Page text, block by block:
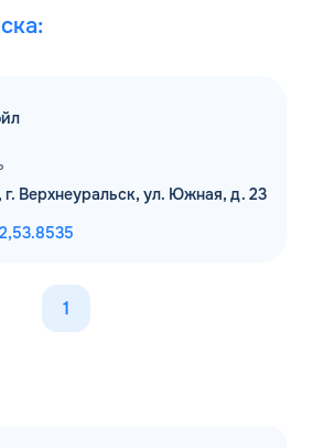
г. Верхнеуральск, ул. Южная, д. 23
53.8535
1